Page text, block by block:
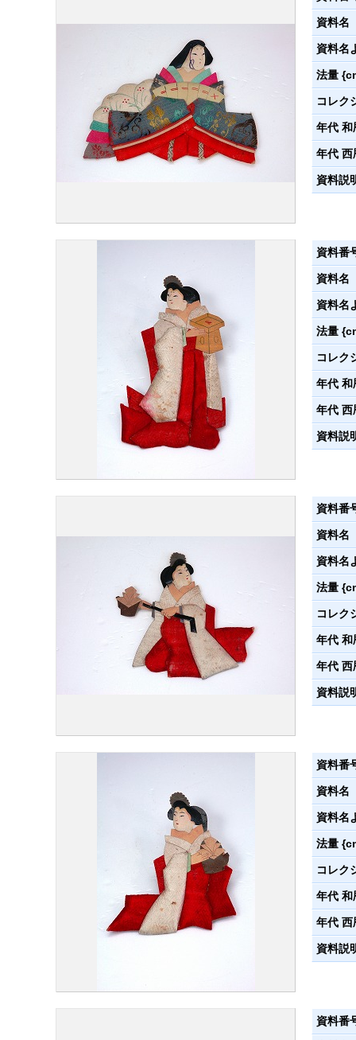
資料名
資料名
法量
コレク
年代 和
年代 西
資料説
資料番
資料名
資料名
法量
コレク
年代 和
年代 西
資料説
資料番
資料名
資料名
法量
コレク
年代 和
年代 西
資料説
資料番
資料名
資料名
法量
コレク
年代 和
年代 西
資料説
資料番